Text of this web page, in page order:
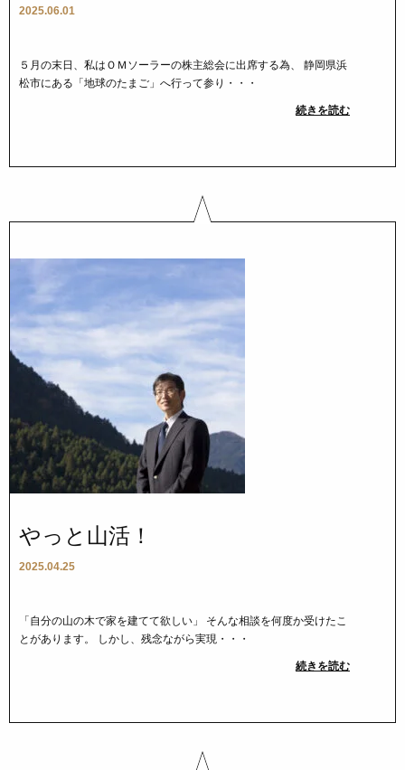
2025.06.01
５月の末日、私はＯＭソーラーの株主総会に出席する為、 静岡県浜
松市にある「地球のたまご」へ行って参り・・・
続きを読む
やっと山活！
2025.04.25
「自分の山の木で家を建てて欲しい」 そんな相談を何度か受けたこ
とがあります。 しかし、残念ながら実現・・・
続きを読む